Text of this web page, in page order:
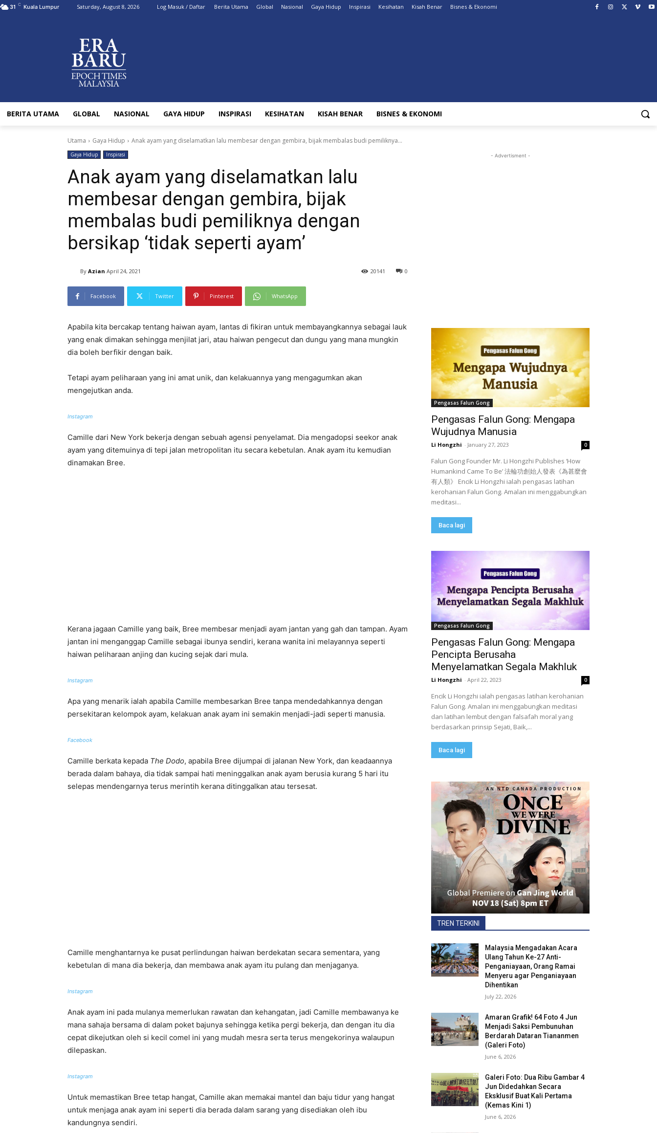
31 C Kuala Lumpur Saturday, August 8, 2026 Log Masuk / Daftar Berita Utama Global Nasional Gaya Hidup Inspirasi Kesihatan Kisah Benar Bisnes & Ekonomi
BERITA UTAMA GLOBAL NASIONAL GAYA HIDUP INSPIRASI KESIHATAN KISAH BENAR BISNES & EKONOMI
Utama Gaya Hidup Anak ayam yang diselamatkan lalu membesar dengan gembira, bijak membalas budi pemiliknya...
Gaya Hidup Inspirasi
Anak ayam yang diselamatkan lalu
membesar dengan gembira, bijak
membalas budi pemiliknya dengan
bersikap ‘tidak seperti ayam’
By Azian April 24, 2021 0
20141
Facebook Twitter Pinterest WhatsApp
Apabila kita bercakap tentang haiwan ayam, lantas di fikiran untuk membayangkannya sebagai lauk
yang enak dimakan sehingga menjilat jari, atau haiwan pengecut dan dungu yang mana mungkin
dia boleh berfikir dengan baik.
Tetapi ayam peliharaan yang ini amat unik, dan kelakuannya yang mengagumkan akan
mengejutkan anda.
Instagram
Camille dari New York bekerja dengan sebuah agensi penyelamat. Dia mengadopsi seekor anak
ayam yang ditemuinya di tepi jalan metropolitan itu secara kebetulan. Anak ayam itu kemudian
dinamakan Bree.
Kerana jagaan Camille yang baik, Bree membesar menjadi ayam jantan yang gah dan tampan. Ayam
jantan ini menganggap Camille sebagai ibunya sendiri, kerana wanita ini melayannya seperti
haiwan peliharaan anjing dan kucing sejak dari mula.
Instagram
Apa yang menarik ialah apabila Camille membesarkan Bree tanpa mendedahkannya dengan
persekitaran kelompok ayam, kelakuan anak ayam ini semakin menjadi-jadi seperti manusia.
Facebook
Camille berkata kepada The Dodo, apabila Bree dijumpai di jalanan New York, dan keadaannya
berada dalam bahaya, dia tidak sampai hati meninggalkan anak ayam berusia kurang 5 hari itu
selepas mendengarnya terus merintih kerana ditinggalkan atau tersesat.
Camille menghantarnya ke pusat perlindungan haiwan berdekatan secara sementara, yang
kebetulan di mana dia bekerja, dan membawa anak ayam itu pulang dan menjaganya.
Instagram
Anak ayam ini pada mulanya memerlukan rawatan dan kehangatan, jadi Camille membawanya ke
mana sahaja bersama di dalam poket bajunya sehingga ketika pergi bekerja, dan dengan itu dia
cepat dikejutkan oleh si kecil comel ini yang mudah mesra serta terus mengekorinya walaupun
dilepaskan.
Instagram
Untuk memastikan Bree tetap hangat, Camille akan memakai mantel dan baju tidur yang hangat
untuk menjaga anak ayam ini seperti dia berada dalam sarang yang disediakan oleh ibu
kandungnya sendiri.
- Advertisment -
Pengasas Falun Gong
Pengasas Falun Gong: Mengapa
Wujudnya Manusia
Li Hongzhi - January 27, 2023 0
Falun Gong Founder Mr. Li Hongzhi Publishes ‘How
Humankind Came To Be’ 法輪功創始人發表《為甚麼會
有人類》 Encik Li Hongzhi ialah pengasas latihan
kerohanian Falun Gong. Amalan ini menggabungkan
meditasi...
Baca lagi
Pengasas Falun Gong
Pengasas Falun Gong: Mengapa
Pencipta Berusaha
Menyelamatkan Segala Makhluk
Li Hongzhi - April 22, 2023 0
Encik Li Hongzhi ialah pengasas latihan kerohanian
Falun Gong. Amalan ini menggabungkan meditasi
dan latihan lembut dengan falsafah moral yang
berdasarkan prinsip Sejati, Baik,...
Baca lagi
TREN TERKINI
Malaysia Mengadakan Acara
Ulang Tahun Ke-27 Anti-
Penganiayaan, Orang Ramai
Menyeru agar Penganiayaan
Dihentikan
July 22, 2026
Amaran Grafik! 64 Foto 4 Jun
Menjadi Saksi Pembunuhan
Berdarah Dataran Tiananmen
(Galeri Foto)
June 6, 2026
Galeri Foto: Dua Ribu Gambar 4
Jun Didedahkan Secara
Eksklusif Buat Kali Pertama
(Kemas Kini 1)
June 6, 2026